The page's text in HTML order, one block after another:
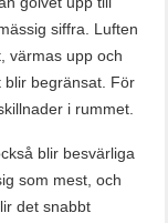
siffra. Luften
värmas upp och
blir begränsat. För
i rummet.
blir besvärliga
som mest, och
det snabbt